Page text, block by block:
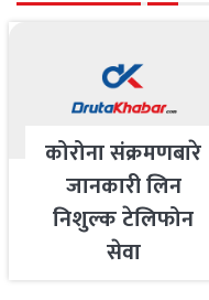
कोरोना संक्रमणबारे
जानकारी लिन
निशुल्क टेलिफोन
सेवा